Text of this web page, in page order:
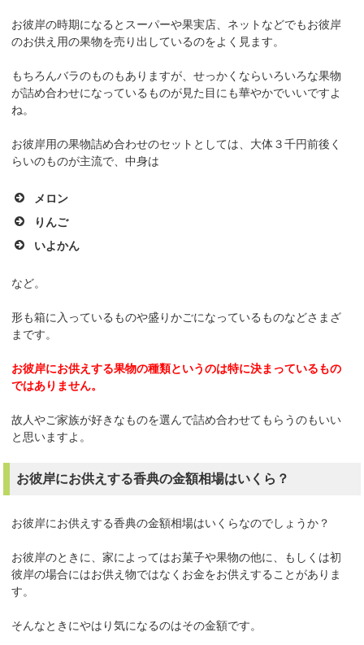
お彼岸の時期になるとスーパーや果実店、ネットなどでもお彼岸
のお供え用の果物を売り出しているのをよく見ます。
もちろんバラのものもありますが、せっかくならいろいろな果物
が詰め合わせになっているものが見た目にも華やかでいいですよ
ね。
お彼岸用の果物詰め合わせのセットとしては、大体３千円前後く
らいのものが主流で、中身は
メロン
りんご
いよかん
など。
形も箱に入っているものや盛りかごになっているものなどさまざ
まです。
お彼岸にお供えする果物の種類というのは特に決まっているもの
ではありません。
故人やご家族が好きなものを選んで詰め合わせてもらうのもいい
と思いますよ。
お彼岸にお供えする香典の金額相場はいくら？
お彼岸にお供えする香典の金額相場はいくらなのでしょうか？
お彼岸のときに、家によってはお菓子や果物の他に、もしくは初
彼岸の場合にはお供え物ではなくお金をお供えすることがありま
す。
そんなときにやはり気になるのはその金額です。